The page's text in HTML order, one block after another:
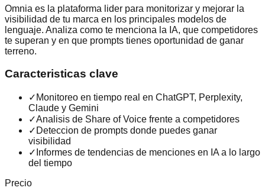
Omnia es la plataforma lider para monitorizar y mejorar la
visibilidad de tu marca en los principales modelos de
lenguaje. Analiza como te menciona la IA, que competidores
te superan y en que prompts tienes oportunidad de ganar
terreno.
Caracteristicas clave
✓ Monitoreo en tiempo real en ChatGPT, Perplexity,
Claude y Gemini
✓Analisis de Share of Voice frente a competidores
✓ Deteccion de prompts donde puedes ganar
visibilidad
✓ Informes de tendencias de menciones en IA a lo largo
del tiempo
Precio